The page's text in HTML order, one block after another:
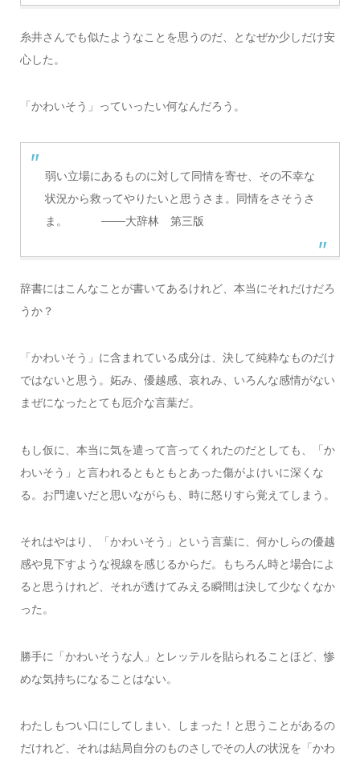
糸井さんでも似たようなことを思うのだ、となぜか少しだけ安
心した。
「かわいそう」っていったい何なんだろう。
弱い立場にあるものに対して同情を寄せ、その不幸な
状況から救ってやりたいと思うさま。同情をさそうさ
ま。 ───大辞林 第三版
辞書にはこんなことが書いてあるけれど、本当にそれだけだろ
うか？
「かわいそう」に含まれている成分は、決して純粋なものだけ
ではないと思う。妬み、優越感、哀れみ、いろんな感情がない
まぜになったとても厄介な言葉だ。
もし仮に、本当に気を遣って言ってくれたのだとしても、「か
わいそう」と言われるともともとあった傷がよけいに深くな
る。お門違いだと思いながらも、時に怒りすら覚えてしまう。
それはやはり、「かわいそう」という言葉に、何かしらの優越
感や見下すような視線を感じるからだ。もちろん時と場合によ
ると思うけれど、それが透けてみえる瞬間は決して少なくなか
った。
勝手に「かわいそうな人」とレッテルを貼られることほど、惨
めな気持ちになることはない。
わたしもつい口にしてしまい、しまった！と思うことがあるの
だけれど、それは結局自分のものさしでその人の状況を「かわ